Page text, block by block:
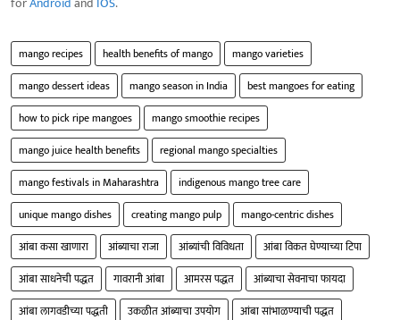
mango recipes health benefits of mango
mango varieties
mango dessert ideas
mango season in India
best mangoes for eating
how to pick ripe mangoes
mango smoothie recipes
mango juice health benefits
regional mango specialties
mango festivals in Maharashtra
indigenous mango tree care
unique mango dishes
creating mango pulp
mango-centric dishes
आंबा कसा खाणारा
आंब्याचा राजा आंब्यांची विविधता
आंबा विकत घेण्याच्या टिपा
आंबा साधनेची पद्धत
गावरानी आंबा आमरस पद्धत
आंब्याचा सेवनाचा फायदा
आंबा लागवडीच्या पद्धती
उकळीत आंब्याचा उपयोग आंबा सांभाळण्याची पद्धत